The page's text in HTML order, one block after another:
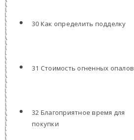
30 Как определить подделку
31 Стоимость огненных опалов
32 Благоприятное время для
покупки